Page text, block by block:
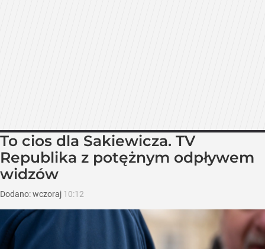
To cios dla Sakiewicza. TV
Republika z potężnym odpływem
widzów
Dodano:wczoraj 10:12